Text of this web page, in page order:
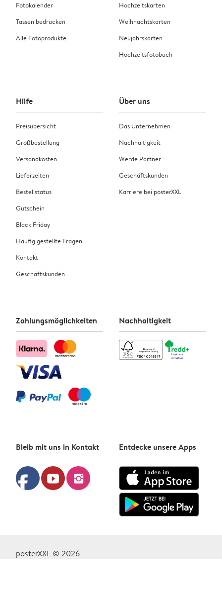
Fotokalender
Tassen bedrucken
Alle Fotoprodukte
Hochzeitskarten
Weihnachtskarten
Neujahrskarten
Hochzeitsfotobuch
Hilfe
Preisübersicht
Großbestellung
Versandkosten
Lieferzeiten
Bestellstatus
Gutschein
Black Friday
Häufig gestellte Fragen
Kontakt
Geschäftskunden
Über uns
Das Unternehmen
Nachhaltigkeit
Werde Partner
Geschäftskunden
Karriere bei posterXXL
Zahlungsmöglichkeiten Nachhaltigkeit
Bleib mit uns in Kontakt
facebook youtube instagram
Entdecke unsere Apps
posterXXL © 2026